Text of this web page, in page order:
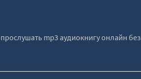
mp3 аудиокнигу онлайн без